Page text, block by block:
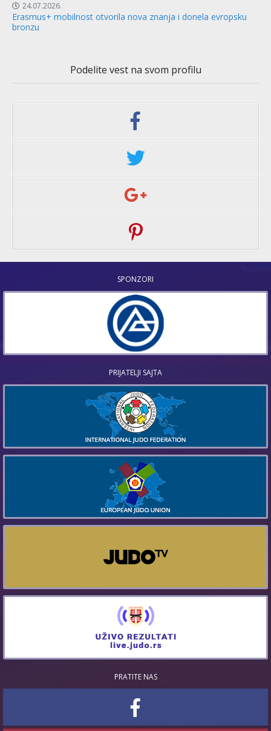
24.07.2026.
Erasmus+ mobilnost otvorila nova znanja i donela evropsku
bronzu
Podelite vest na svom profilu
SPONZORI
PRIJATELJI SAJTA
PRATITE NAS